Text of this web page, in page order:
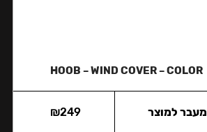
HOOB – WIND COVER – COLOR
₪249 מעבר למוצר